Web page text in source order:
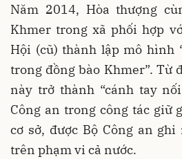
Năm 2014, Hòa thượng
Khmer trong xã phối hợp
Hội (cũ) thành lập mô hình
trong đồng bào Khmer”. Từ
này trở thành “cánh tay
Công an trong công tác
cơ sở, được Bộ Công an
trên phạm vi cả nước.